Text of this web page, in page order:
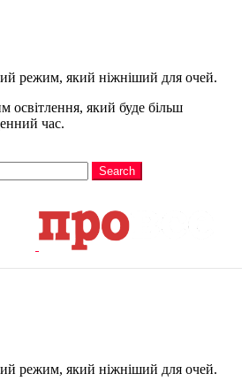
режим, який ніжніший для очей.
освітлення, який буде більш
час.
Search
режим, який ніжніший для очей.